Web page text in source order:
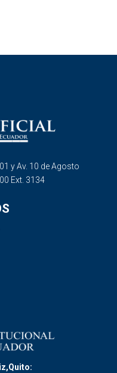
y Av. 10 de Agosto
Ext. 3134